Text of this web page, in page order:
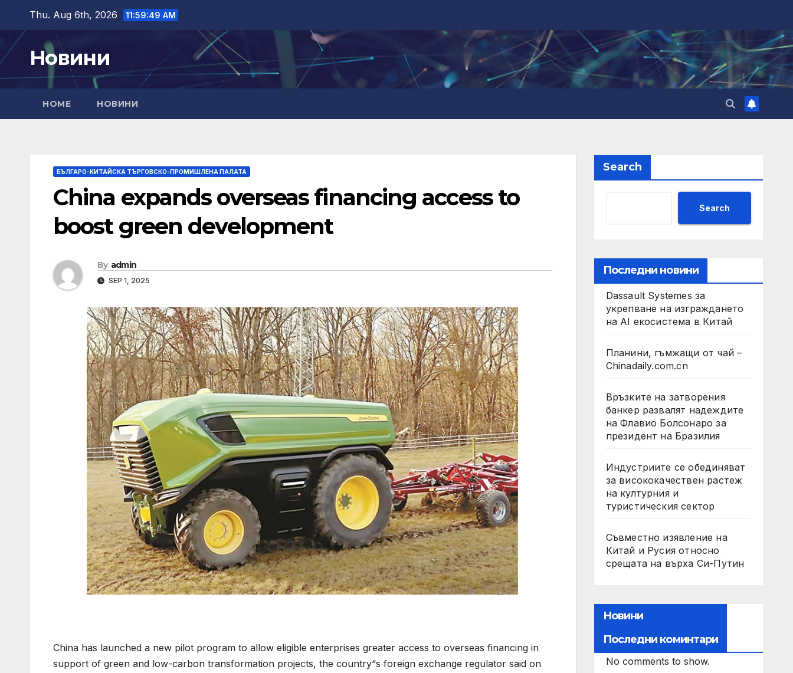
content
Thu. Aug 6th, 2026 11:59:50 AM
Новини
HOME НОВИНИ
БЪЛГАРО-КИТАЙСКА ТЪРГОВСКО-ПРОМИШЛЕНА ПАЛАТА
China expands overseas financing access to
boost green development
By admin
SEP 1, 2025
China has launched a new pilot program to allow eligible enterprises greater access to overseas financing in
support of green and low-carbon transformation projects, the country“s foreign exchange regulator said on
Search
Search
Последни новини
Dassault Systemes за
укрепване на изграждането
на AI екосистема в Китай
Планини, гъмжащи от чай –
Chinadaily.com.cn
Връзките на затворения
банкер развалят надеждите
на Флавио Болсонаро за
президент на Бразилия
Индустриите се обединяват
за висококачествен растеж
на културния и
туристическия сектор
Съвместно изявление на
Китай и Русия относно
срещата на върха Си-Путин
Новини
Последни коминтари
No comments to show.